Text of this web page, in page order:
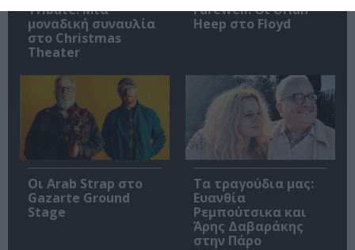
Tribute: Μια
μοναδική συναυλία
στο Christmas
Theater
Farewell: Οι Uriah
Heep στο Floyd
Οι Arab Strap στο
Gazarte Ground
Stage
Τα τραγούδια μας:
Ευανθία
Ρεμπούτσικα και
Άρης Δαβαράκης
στην Πάρο